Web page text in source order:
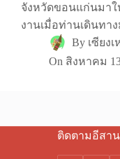
จังหวัดขอนแก่นมาใ
งานเมื่อท่านเดินทา
By เซียงเ
On สิงหาคม
ติดตามอีสา